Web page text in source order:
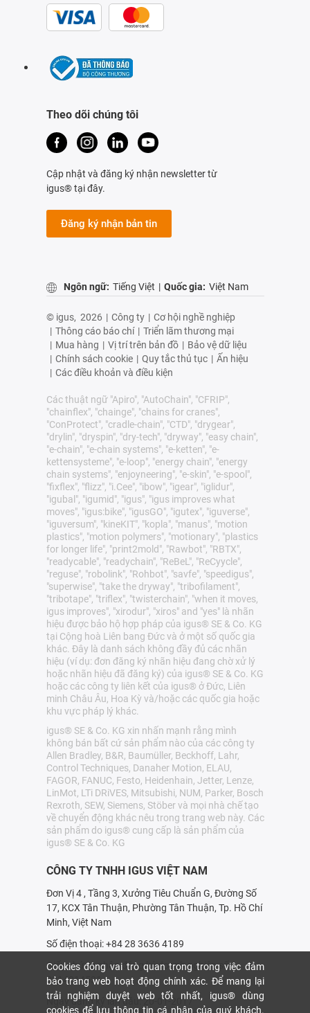
Theo dõi chúng tôi
Cập nhật và đăng ký nhận newsletter từ
igus® tại đây.
Đăng ký nhận bản tin
Ngôn ngữ: Tiếng Việt | Quốc gia: Việt Nam
© igus, 2026 | Công ty | Cơ hội nghề nghiệp
| Thông cáo báo chí | Triển lãm thương mại
| Mua hàng | Vị trí trên bản đồ | Bảo vệ dữ liệu
| Chính sách cookie | Quy tắc thủ tục | Ấn hiệu
| Các điều khoản và điều kiện
Các thuật ngữ "Apiro", "AutoChain", "CFRIP",
"chainflex", "chainge", "chains for cranes",
"ConProtect", "cradle-chain", "CTD", "drygear",
"drylin", "dryspin", "dry-tech", "dryway", "easy chain",
"e-chain", "e-chain systems", "e-ketten", "e-
kettensysteme", "e-loop", "energy chain", "energy
chain systems", "enjoyneering", "e-skin", "e-spool",
"fixflex", "flizz", "i.Cee", "ibow", "igear", "iglidur",
"igubal", "igumid", "igus", "igus improves what
moves", "igus:bike", "igusGO", "igutex", "iguverse",
"iguversum", "kineKIT", "kopla", "manus", "motion
plastics", "motion polymers", "motionary", "plastics
for longer life", "print2mold", "Rawbot", "RBTX",
"readycable", "readychain", "ReBeL", "ReCyycle",
"reguse", "robolink", "Rohbot", "savfe", "speedigus",
"superwise", "take the dryway", "tribofilament",
"tribotape", "triflex", "twisterchain", "when it moves,
igus improves", "xirodur", "xiros" and "yes" là nhãn
hiệu được bảo hộ hợp pháp của igus® SE & Co. KG
tại Cộng hoà Liên bang Đức và ở một số quốc gia
khác. Đây là danh sách không đầy đủ các nhãn
hiệu (ví dụ: đơn đăng ký nhãn hiệu đang chờ xử lý
hoặc nhãn hiệu đã đăng ký) của igus® SE & Co. KG
hoặc các công ty liên kết của igus® ở Đức, Liên
minh Châu Âu, Hoa Kỳ và/hoặc các quốc gia hoặc
khu vực pháp lý khác.
igus® SE & Co. KG xin nhấn mạnh rằng mình
không bán bất cứ sản phẩm nào của các công ty
Allen Bradley, B&R, Baumüller, Beckhoff, Lahr,
Control Techniques, Danaher Motion, ELAU,
FAGOR, FANUC, Festo, Heidenhain, Jetter, Lenze,
LinMot, LTi DRiVES, Mitsubishi, NUM, Parker, Bosch
Rexroth, SEW, Siemens, Stöber và mọi nhà chế tạo
về chuyển động khác nêu trong trang web này. Các
sản phẩm do igus® cung cấp là sản phẩm của
igus® SE & Co. KG
CÔNG TY TNHH IGUS VIỆT NAM
Đơn Vị 4 , Tầng 3, Xưởng Tiêu Chuẩn G, Đường Số
17, KCX Tân Thuận, Phường Tân Thuận, Tp. Hồ Chí
Minh, Việt Nam
Số điện thoại: +84 28 3636 4189
Giấy chứng nhận đăng ký doanh nghiệp số:
0314214531
Ngày đăng ký lần đầu: 20-01-2017
Cookies đóng vai trò quan trọng trong việc đảm
bảo trang web hoạt động chính xác. Để mang lại
trải nghiệm duyệt web tốt nhất, igus® dùng
cookies để lưu thông tin cá nhân của quý khách.